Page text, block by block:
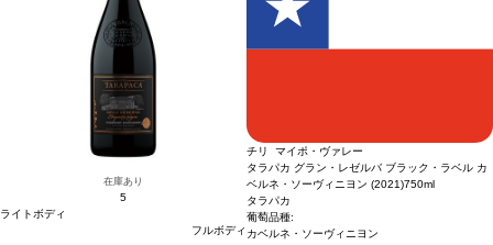
があり価格が同様の場合は自動的に次のヴィンテージに変更されます、ご了承くだ
在庫あり
5
ライトボディ
フルボディ
チリ マイポ・ヴァレー
タラパカ グラン・レゼルバ ブラック・ラベル カ
ベルネ・ソーヴィニヨン (2021)750ml
タラパカ
葡萄品種:
カベルネ・ソーヴィニヨン